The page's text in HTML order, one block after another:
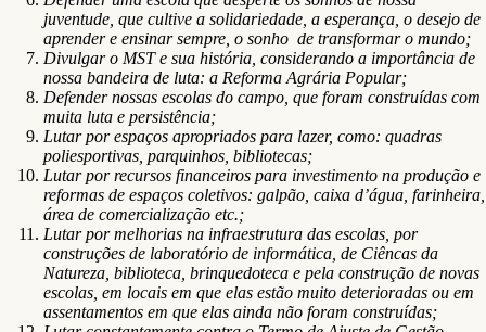
juventude, que cultive a solidariedade, a esperança, o desejo de
aprender e ensinar sempre, o sonho de transformar o mundo;
Divulgar o MST e sua história, considerando a importância de
nossa bandeira de luta: a Reforma Agrária Popular;
Defender nossas escolas do campo, que foram construídas com
muita luta e persistência;
Lutar por espaços apropriados para lazer, como: quadras
poliesportivas, parquinhos, bibliotecas;
Lutar por recursos financeiros para investimento na produção e
reformas de espaços coletivos: galpão, caixa d’água, farinheira,
área de comercialização etc.;
Lutar por melhorias na infraestrutura das escolas, por
construções de laboratório de informática, de Ciêncas da
Natureza, biblioteca, brinquedoteca e pela construção de novas
escolas, em locais em que elas estão muito deterioradas ou em
assentamentos em que elas ainda não foram construídas;